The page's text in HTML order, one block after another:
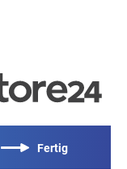
Fertig